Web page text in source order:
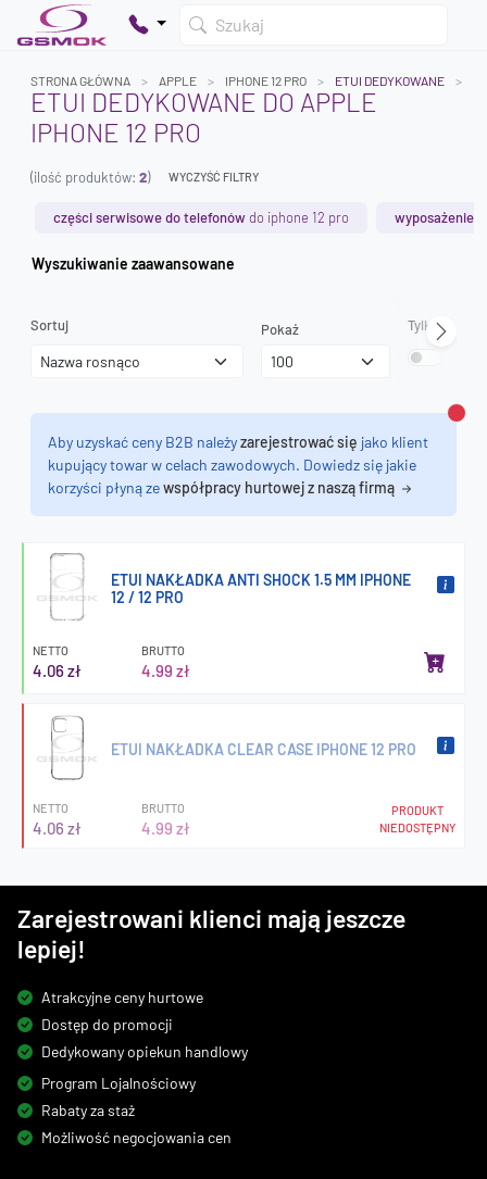
Szukaj
Dodaj produkty, aby kontynuować.
STRONA GŁÓWNA APPLE IPHONE 12 PRO ETUI DEDYKOWANE
ETUI DEDYKOWANE DO APPLE
IPHONE 12 PRO
(ilość produktów: 2) WYCZYŚĆ FILTRY
części serwisowe do telefonów do iphone 12 pro wyposażenie
Wyszukiwanie zaawansowane
Sortuj Pokaż Tylko
Aby uzyskać ceny B2B należyzarejestrować się jako klient
kupujący towar w celach zawodowych. Dowiedz się jakie
korzyści płyną zewspółpracy hurtowej z naszą firmą
ETUI NAKŁADKA ANTI SHOCK 1.5 MM IPHONE
12 / 12 PRO
NETTO
4.06 zł
BRUTTO
4.99 zł
ETUI NAKŁADKA CLEAR CASE IPHONE 12 PRO
NETTO
4.06 zł
BRUTTO
4.99 zł
PRODUKT
NIEDOSTĘPNY
Zarejestrowani klienci mają jeszcze
lepiej!
Atrakcyjne ceny hurtowe
Dostęp do promocji
Dedykowany opiekun handlowy
Program Lojalnościowy
Rabaty za staż
Możliwość negocjowania cen